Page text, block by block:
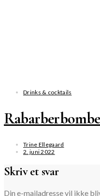
Drinks & cocktails
Rabarberbombe
Trine Ellegaard
2. juni 2022
Skriv et svar
Din e-mailadresse vil ikke